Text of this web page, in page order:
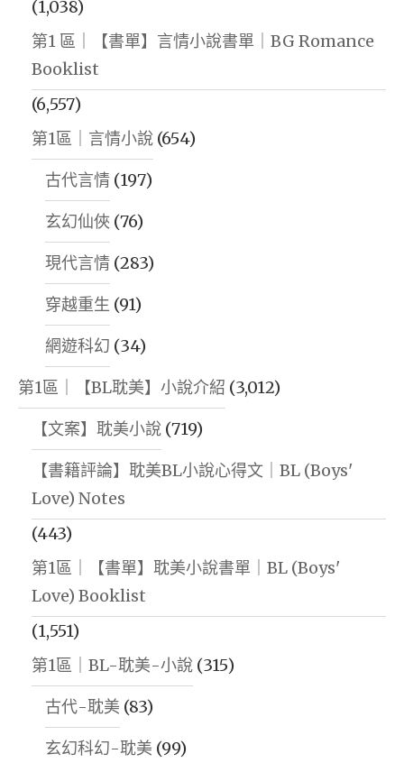
(1,038)
第1 區｜【書單】言情小說書單｜BG Romance
Booklist
(6,557)
第1區｜言情小說 (654)
古代言情 (197)
玄幻仙俠 (76)
現代言情 (283)
穿越重生 (91)
網遊科幻 (34)
第1區｜【BL耽美】小說介紹 (3,012)
【文案】耽美小說 (719)
【書籍評論】耽美BL小說心得文｜BL (Boys'
Love) Notes
(443)
第1區｜【書單】耽美小說書單｜BL (Boys'
Love) Booklist
(1,551)
第1區｜BL-耽美-小說 (315)
古代-耽美 (83)
玄幻科幻-耽美 (99)